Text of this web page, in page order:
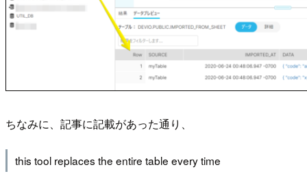
ちなみに、記事に記載があった通り、
this tool replaces the entire table every time